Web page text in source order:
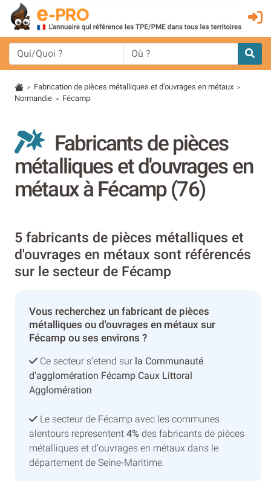
> Fabrication de pièces métalliques et d'ouvrages en métaux >
Normandie > Fécamp
Fabricants de pièces
métalliques et d'ouvrages en
métaux à Fécamp (76)
5 fabricants de pièces métalliques et
d'ouvrages en métaux sont référencés
sur le secteur de Fécamp
Vous recherchez un fabricant de pièces
métalliques ou d'ouvrages en métaux sur
Fécamp ou ses environs ?
Ce secteur s’etend sur la Communauté
d'agglomération Fécamp Caux Littoral
Agglomération
Le secteur de Fécamp avec les communes
alentours representent 4% des fabricants de pièces
métalliques et d'ouvrages en métaux dans le
département de Seine-Maritime.